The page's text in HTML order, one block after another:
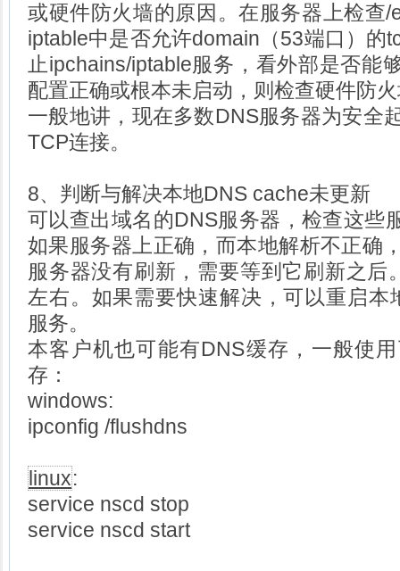
或硬件防火墙的原因。在服务器上检查/
iptable中是否允许domain（53端口）的
止ipchains/iptable服务，看外部是否能
配置正确或根本未启动，则检查硬件防
一般地讲，现在多数DNS服务器为安全
TCP连接。
8、判断与解决本地DNS cache未更新
可以查出域名的DNS服务器，检查这些
如果服务器上正确，而本地解析不正确
服务器没有刷新，需要等到它刷新之后
左右。如果需要快速解决，可以重启本
服务。
本客户机也可能有DNS缓存，一般使
存：
windows:
ipconfig /flushdns
linux:
service nscd stop
service nscd start